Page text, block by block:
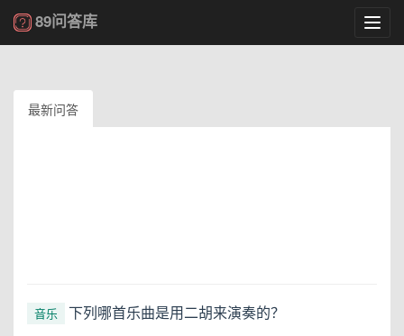
89问答库
最新问答
音乐 下列哪首乐曲是用二胡来演奏的？